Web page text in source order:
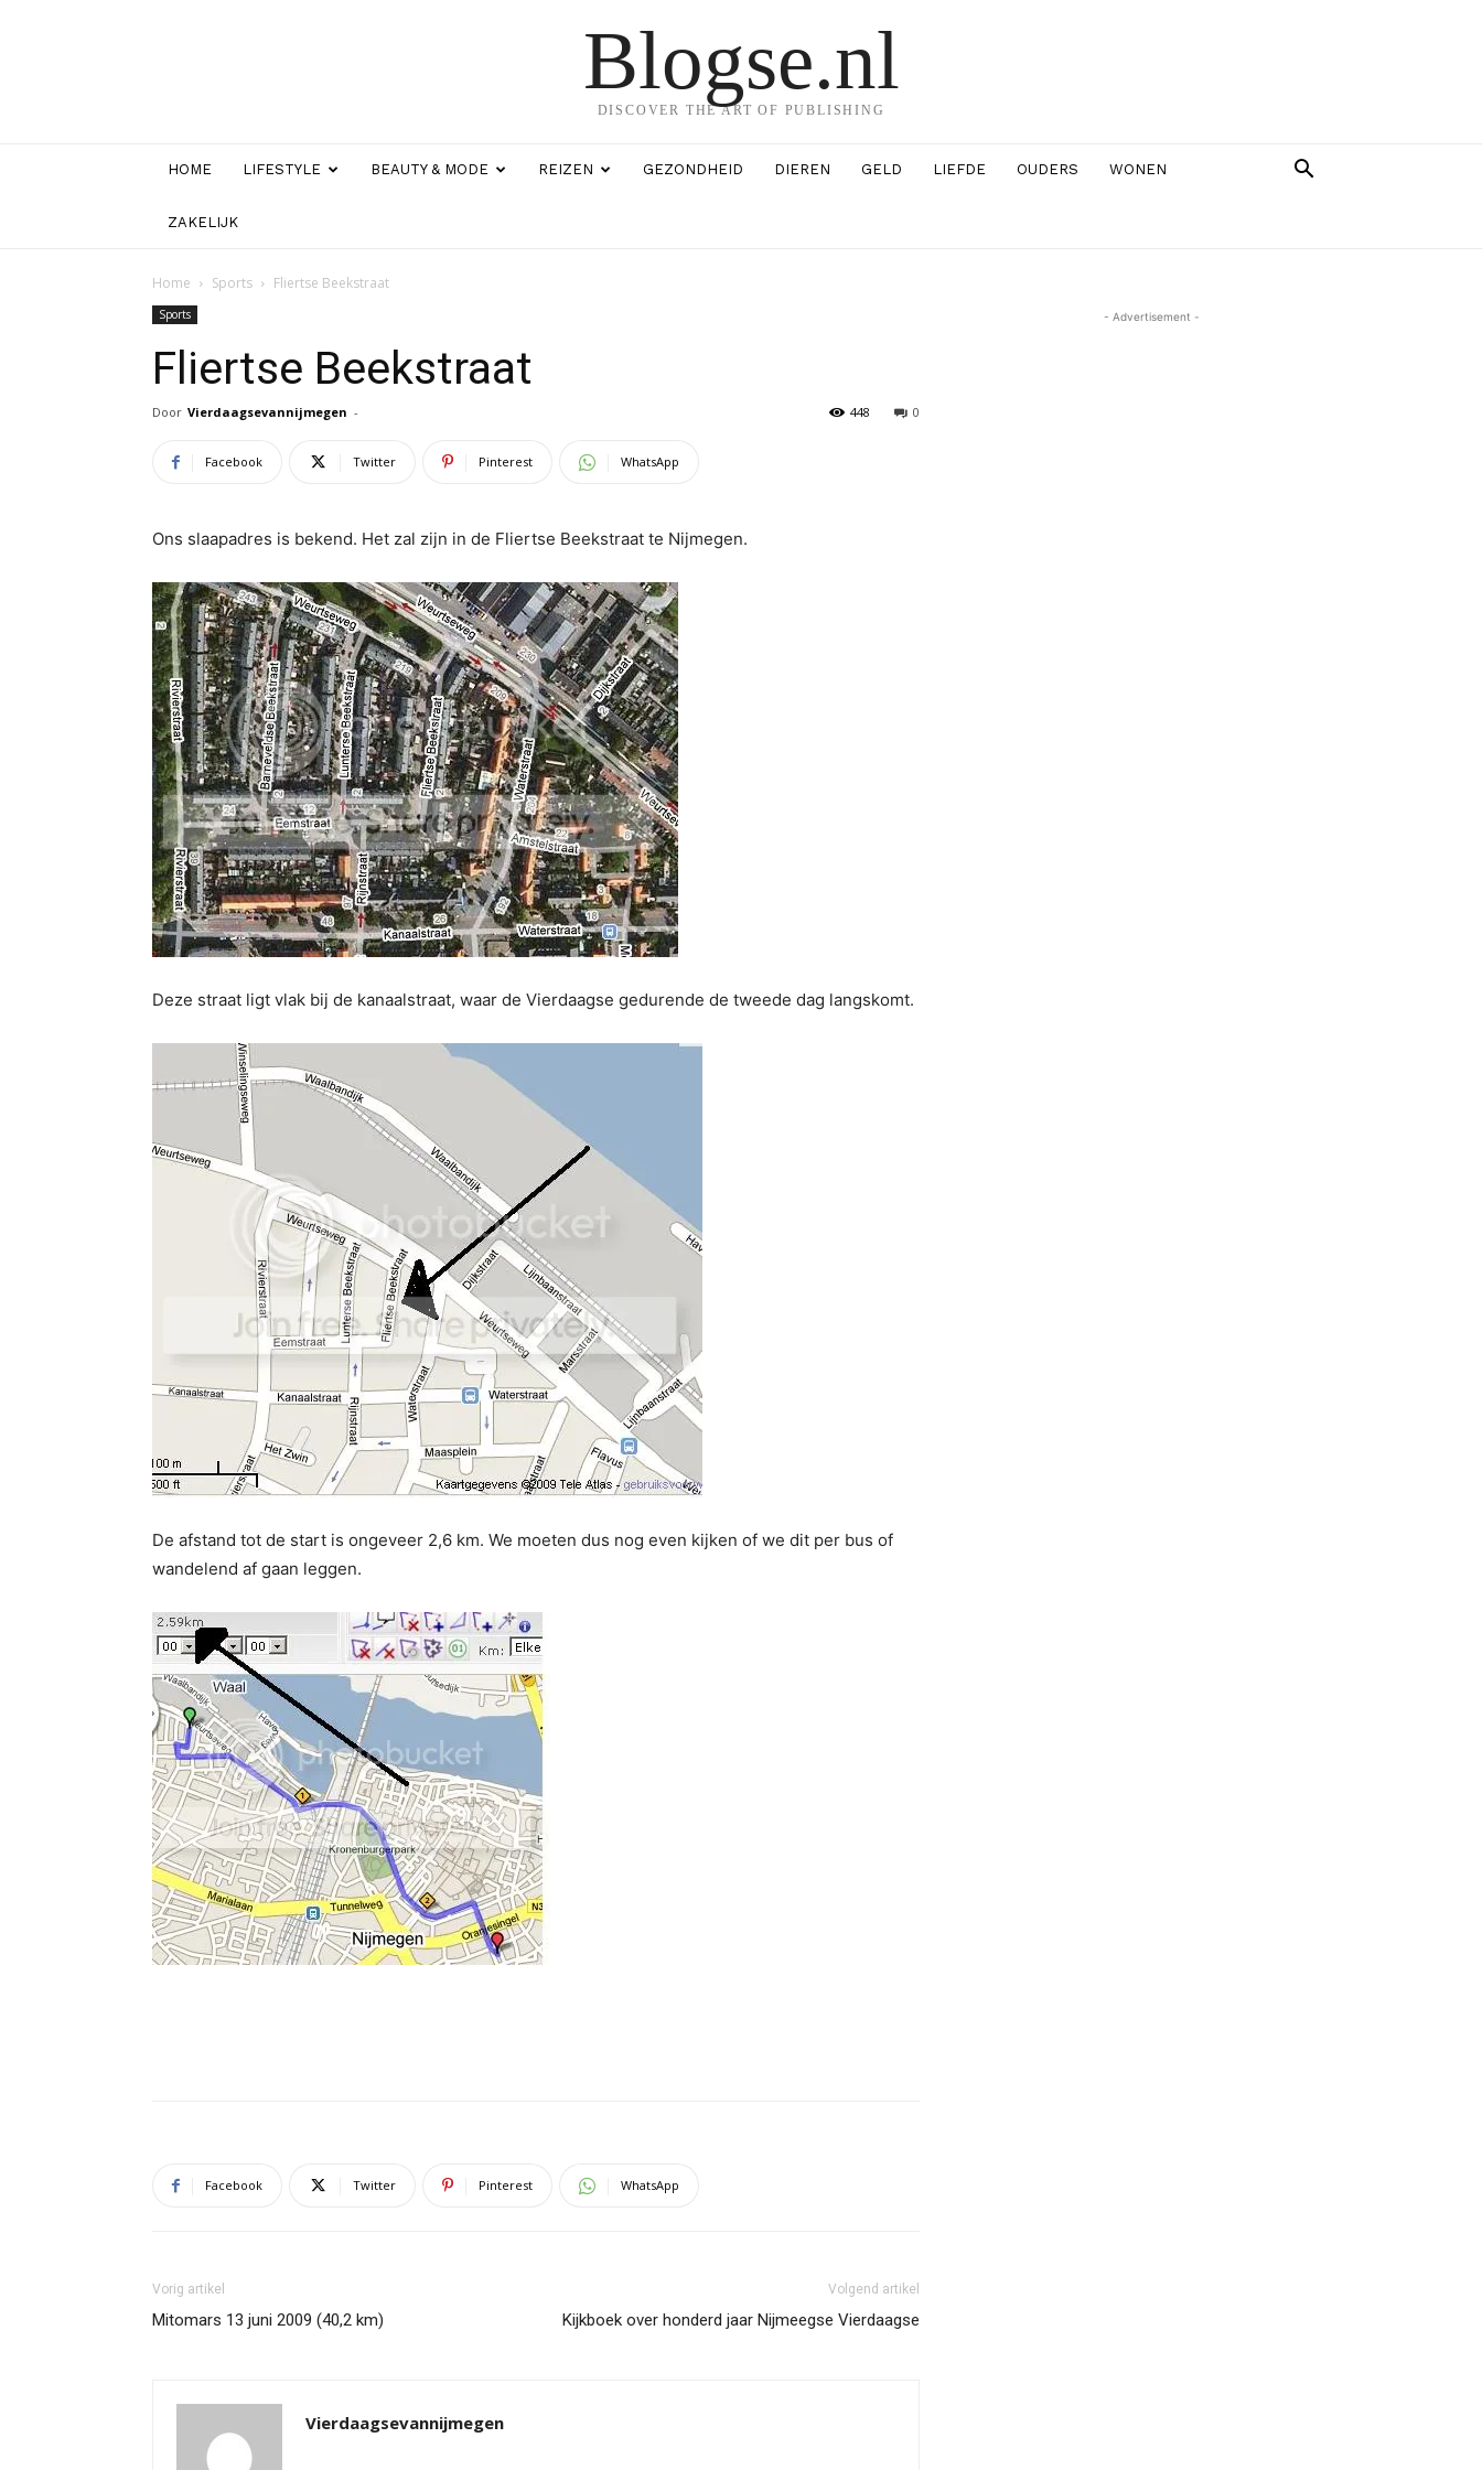
Blogse.nl
DISCOVER THE ART OF PUBLISHING
HOME LIFESTYLE BEAUTY & MODE REIZEN GEZONDHEID DIEREN GELD LIEFDE OUDERS WONEN
ZAKELIJK
Home Sports Fliertse Beekstraat
Sports
Fliertse Beekstraat
Door Vierdaagsevannijmegen - 0
448
Facebook Twitter Pinterest WhatsApp
Ons slaapadres is bekend. Het zal zijn in de Fliertse Beekstraat te Nijmegen.
Deze straat ligt vlak bij de kanaalstraat, waar de Vierdaagse gedurende de tweede dag langskomt.
De afstand tot de start is ongeveer 2,6 km. We moeten dus nog even kijken of we dit per bus of
wandelend af gaan leggen.
Facebook Twitter Pinterest WhatsApp
Vorig artikel
Mitomars 13 juni 2009 (40,2 km)
Volgend artikel
Kijkboek over honderd jaar Nijmeegse Vierdaagse
Vierdaagsevannijmegen
- Advertisement -